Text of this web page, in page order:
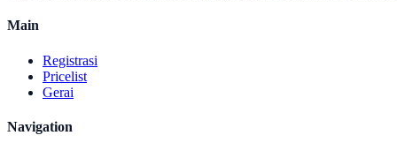
Main
Registrasi
Pricelist
Gerai
Navigation